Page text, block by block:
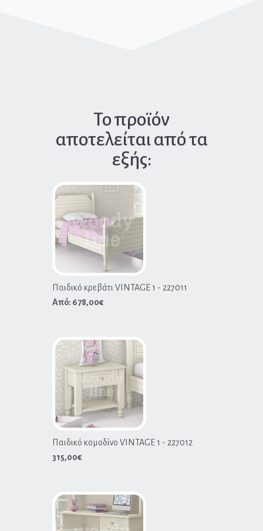
Το προϊόν
αποτελείται από τα
εξής:
Παιδικό κρεβάτι VINTAGE 1 - 227011
Από: 678,00€
Παιδικό κομοδίνο VINTAGE 1 - 227012
315,00€